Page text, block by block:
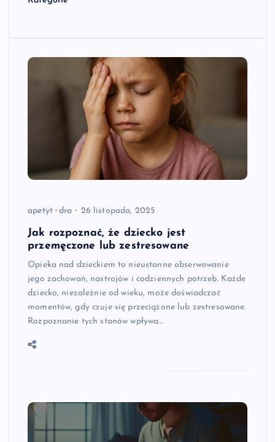
apetyt dra 26 listopada, 2025
Jak rozpoznać, że dziecko jest
przemęczone lub zestresowane
Opieka nad dzieckiem to nieustanne obserwowanie
jego zachowań, nastrojów i codziennych potrzeb. Każde
dziecko, niezależnie od wieku, może doświadczać
momentów, gdy czuje się przeciążone lub zestresowane.
Rozpoznanie tych stanów wpływa…